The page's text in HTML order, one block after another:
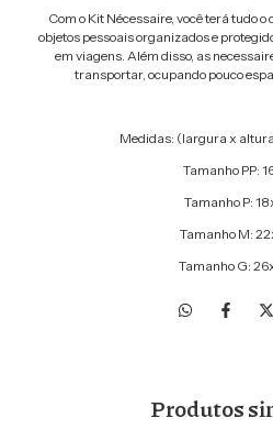
Com o Kit Nécessaire, você terá tudo
objetos pessoais organizados e
em viagens. Além disso, as
transportar, ocupando pouco
Medidas: (largura x
Tamanho PP:
Tamanho P:
Tamanho M:
Tamanho G:
Produtos